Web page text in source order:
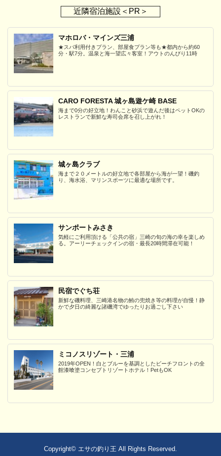
近隣宿泊施設＜PR＞
マホロバ・マインズ三浦
★スパ利用付きプラン、部屋食プラン等も★都内から約60
分・駅7分。温泉と海一望広々客室！アウトのんびり11時
CARO FORESTA 城ヶ島遊ケ崎 BASE
海まで0分の好立地！わんこと砂浜で遊んだ後はペットOKの
レストランで新鮮な寿司会席を召し上がれ！
城ヶ島クラブ
海まで２０メートルの好立地で各部屋から海が一望！磯釣
り、海水浴、マリンスポーツに最適な場所です。
サンポートみさき
気軽にご利用頂ける「公共の宿」三崎の旬の海の幸を楽しめ
る。アーリーチェックインの宿・最長20時間滞在可能！
民宿でぐち荘
新鮮な磯料理、三崎港名物の鮪の兜焼き等の料理が自慢！静
かで夕日の綺麗な諸磯湾でゆったりお過ごし下さい
ミコノスリゾート・三浦
2019年OPEN！白とブルーを基調としたビーチフロントの全
館漆喰塗コンセプトリゾートホテル！PetもOK
Copyright© エサの釣り王 All Rights Reserved.